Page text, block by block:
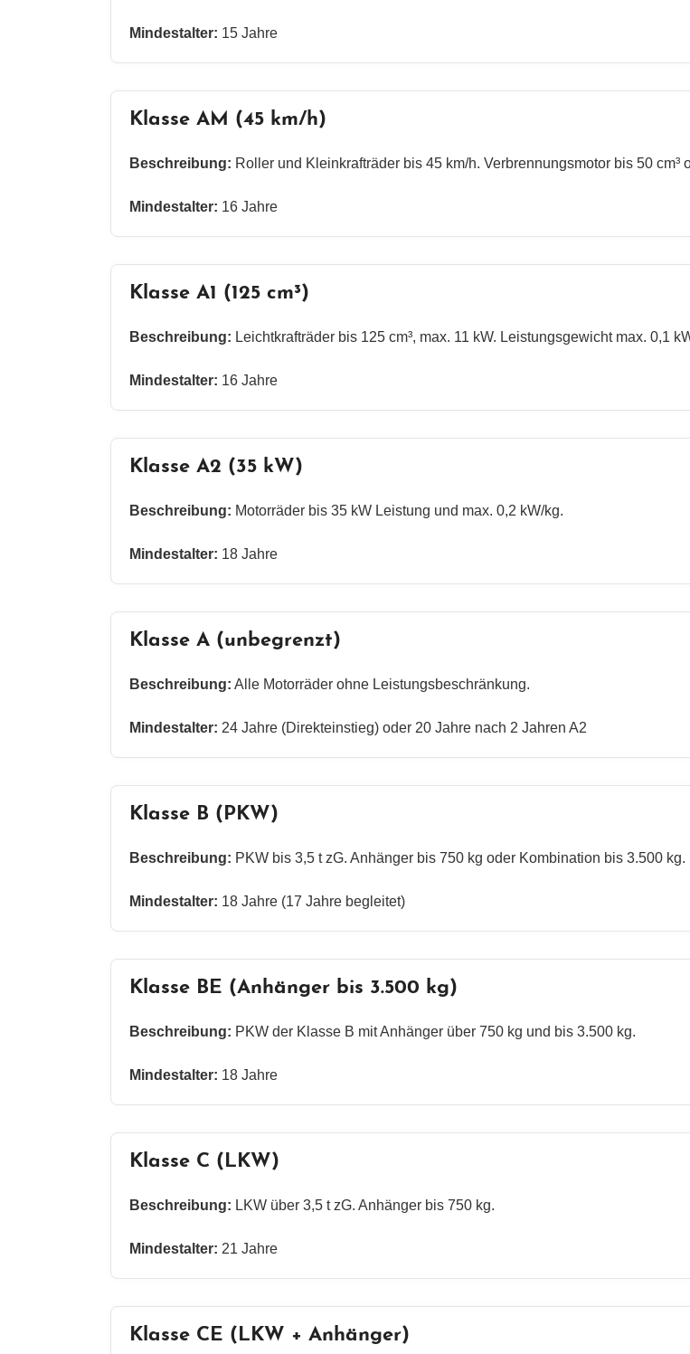
Mindestalter: 15 Jahre
Klasse AM (45 km/h)
Beschreibung: Roller und Kleinkrafträder bis 45 km/h. Verbrennungsmotor bis 50 cm³
Mindestalter: 16 Jahre
Klasse A1 (125 cm³)
Beschreibung: Leichtkrafträder bis 125 cm³, max. 11 kW. Leistungsgewicht max. 0,1
Mindestalter: 16 Jahre
Klasse A2 (35 kW)
Beschreibung: Motorräder bis 35 kW Leistung und max. 0,2 kW/kg.
Mindestalter: 18 Jahre
Klasse A (unbegrenzt)
Beschreibung: Alle Motorräder ohne Leistungsbeschränkung.
Mindestalter: 24 Jahre (Direkteinstieg) oder 20 Jahre nach 2 Jahren A2
Klasse B (PKW)
Beschreibung: PKW bis 3,5 t zG. Anhänger bis 750 kg oder Kombination bis 3.500 kg.
Mindestalter: 18 Jahre (17 Jahre begleitet)
Klasse BE (Anhänger bis 3.500 kg)
Beschreibung: PKW der Klasse B mit Anhänger über 750 kg und bis 3.500 kg.
Mindestalter: 18 Jahre
Klasse C (LKW)
Beschreibung: LKW über 3,5 t zG. Anhänger bis 750 kg.
Mindestalter: 21 Jahre
Klasse CE (LKW + Anhänger)